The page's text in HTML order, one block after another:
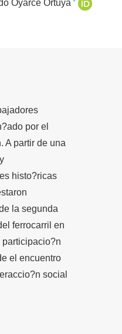
Oyarce Ortuya
por el
A partir de una
histo?ricas
la segunda
ferrocarril en
participacio?n
el encuentro
social